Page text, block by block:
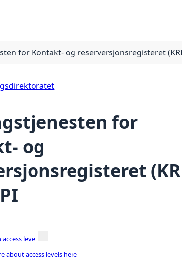
for Kontakt- og reserversjonsregisteret
for
og
level
about access levels here